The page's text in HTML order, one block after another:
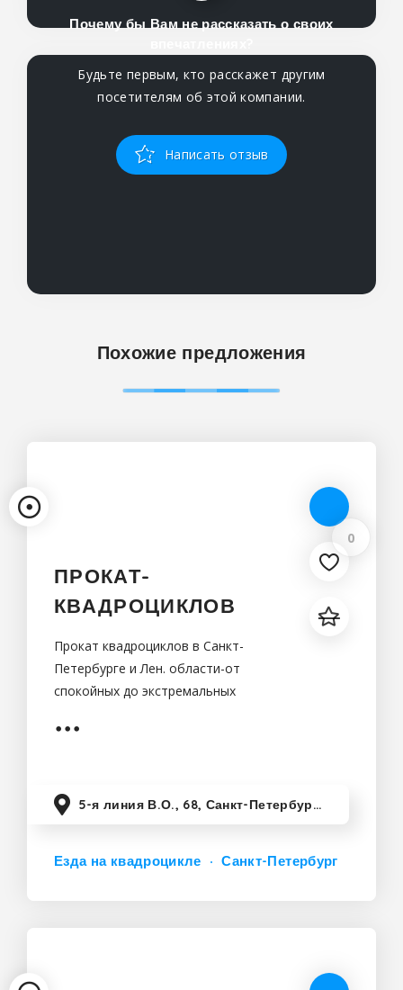
Почему бы Вам не рассказать о своих
Будьте первым, кто расскажет другим
посетителям об этой компании.
Написать отзыв
Похожие предложения
0
ПРОКАТ-
КВАДРОЦИКЛОВ
Прокат квадроциклов в Санкт-
Петербурге и Лен. области-от
спокойных до экстремальных
будет сопровождать персональный
5-я линия В.О., 68, Санкт-Петербург, Россия
Езда на квадроцикле Санкт-Петербург